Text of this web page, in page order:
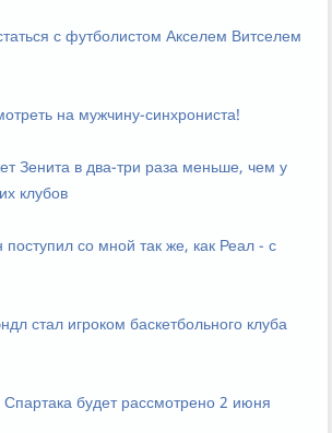
с футболистом Акселем Витселем
на мужчину-синхрониста!
Зенита в два-три раза меньше, чем у
клубов
со мной так же, как Реал - с
стал игроком баскетбольного клуба
будет рассмотрено 2 июня